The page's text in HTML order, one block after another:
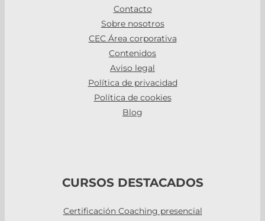
Contacto
Sobre nosotros
CEC Área corporativa
Contenidos
Aviso legal
Política de privacidad
Política de cookies
Blog
CURSOS DESTACADOS
Certificación Coaching presencial